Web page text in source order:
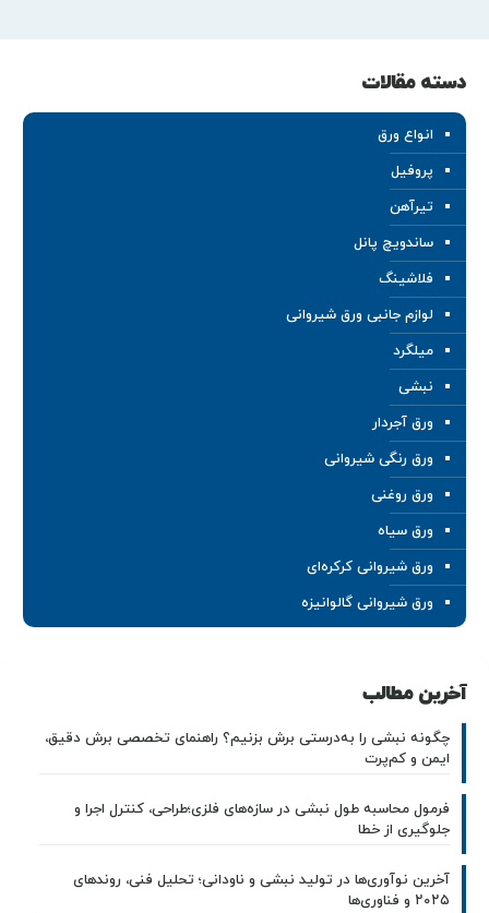
دسته مقالات
انواع ورق
پروفیل
تیرآهن
ساندویچ پانل
فلاشینگ
لوازم جانبی ورق شیروانی
میلگرد
نبشی
ورق آجردار
ورق رنگی شیروانی
ورق روغنی
ورق سیاه
ورق شیروانی کرکره‌ای
ورق شیروانی گالوانیزه
آخرین مطالب
چگونه نبشی را به‌درستی برش بزنیم؟ راهنمای تخصصی برش دقیق،
ایمن و کم‌پرت
فرمول محاسبه طول نبشی در سازه‌های فلزی؛طراحی، کنترل اجرا و
جلوگیری از خطا
آخرین نوآوری‌ها در تولید نبشی و ناودانی؛ تحلیل فنی، روندهای
۲۰۲۵ و فناوری‌ها